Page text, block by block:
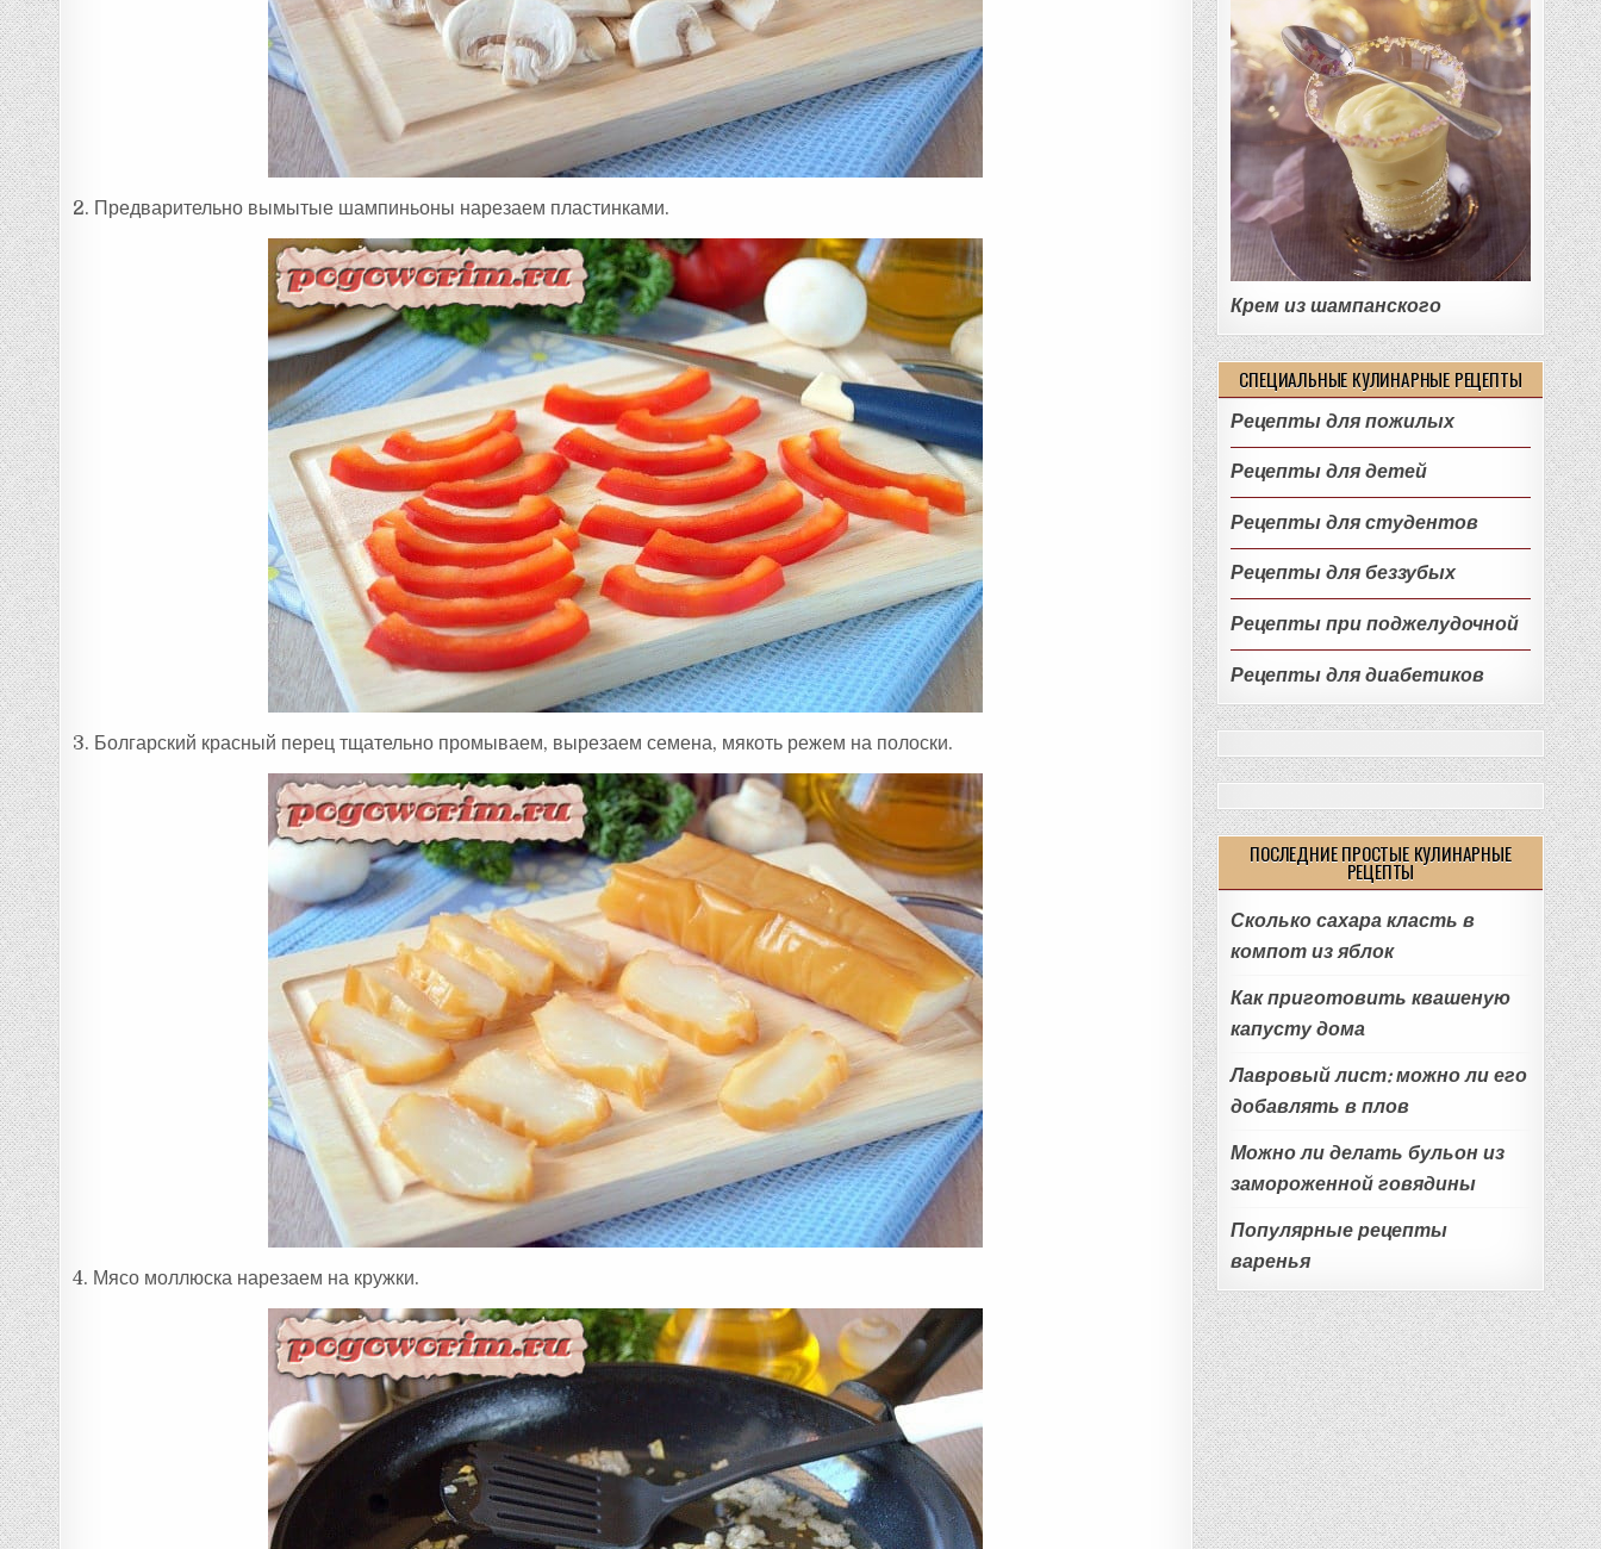
2. Предварительно вымытые шампиньоны нарезаем пластинками.
3. Болгарский красный перец тщательно промываем, вырезаем семена, мякоть режем на полоски.
4. Мясо моллюска нарезаем на кружки.
Крем из шампанского
СПЕЦИАЛЬНЫЕ КУЛИНАРНЫЕ РЕЦЕПТЫ
Рецепты для пожилых
Рецепты для детей
Рецепты для студентов
Рецепты для беззубых
Рецепты при поджелудочной
Рецепты для диабетиков
ПОСЛЕДНИЕ ПРОСТЫЕ КУЛИНАРНЫЕ
РЕЦЕПТЫ
Сколько сахара класть в
компот из яблок
Как приготовить квашеную
капусту дома
Лавровый лист: можно ли его
добавлять в плов
Можно ли делать бульон из
замороженной говядины
Популярные рецепты
варенья